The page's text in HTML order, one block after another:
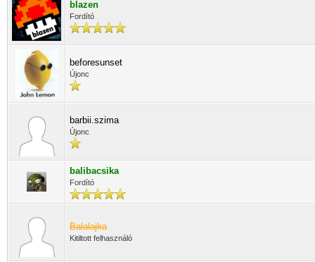
blazen
Fordító
beforesunset
Újonc
barbii.szima
Újonc
balibacsika
Fordító
Balalajka
Kitiltott felhasználó